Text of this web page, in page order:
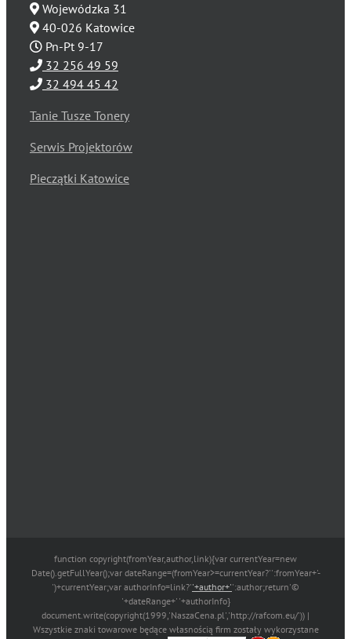
Wojewódzka 31
40-026 Katowice
Pn-Pt 9-17
32 256 49 59
32 494 45 42
Tanie Tusze Tonery
Serwis Projektorów
Pieczątki Katowice
function copyright(fromYear,author,link){var currentYear=new
Date().getFullYear();var dateRange=(fromYear>=currentYear?'':fromYear+'-
')+currentYear;var authorInfo=link?''+author+'':author;return'©
'+dateRange+' '+authorInfo}
document.write(copyright(1999,'NaszaCena.pl','http://rafcom.eu/')) |
Wszystkie znaki towarowe będące własnością firm zostały wykorzystane